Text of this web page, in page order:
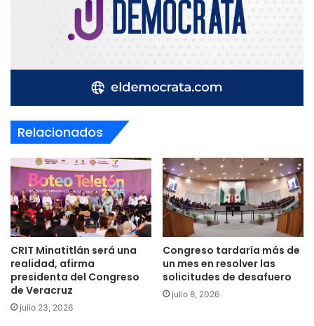
Relacionados
CRIT Minatitlán será una
realidad, afirma
presidenta del Congreso
de Veracruz
julio 23, 2026
Congreso tardaría más de
un mes en resolver las
solicitudes de desafuero
julio 8, 2026